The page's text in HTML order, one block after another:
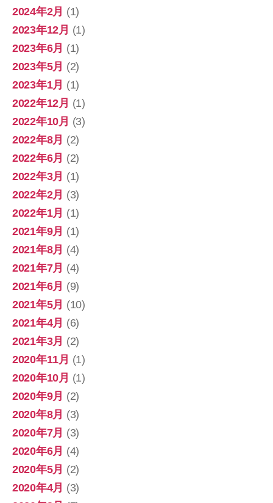
2024年2月 (1)
2023年12月 (1)
2023年6月 (1)
2023年5月 (2)
2023年1月 (1)
2022年12月 (1)
2022年10月 (3)
2022年8月 (2)
2022年6月 (2)
2022年3月 (1)
2022年2月 (3)
2022年1月 (1)
2021年9月 (1)
2021年8月 (4)
2021年7月 (4)
2021年6月 (9)
2021年5月 (10)
2021年4月 (6)
2021年3月 (2)
2020年11月 (1)
2020年10月 (1)
2020年9月 (2)
2020年8月 (3)
2020年7月 (3)
2020年6月 (4)
2020年5月 (2)
2020年4月 (3)